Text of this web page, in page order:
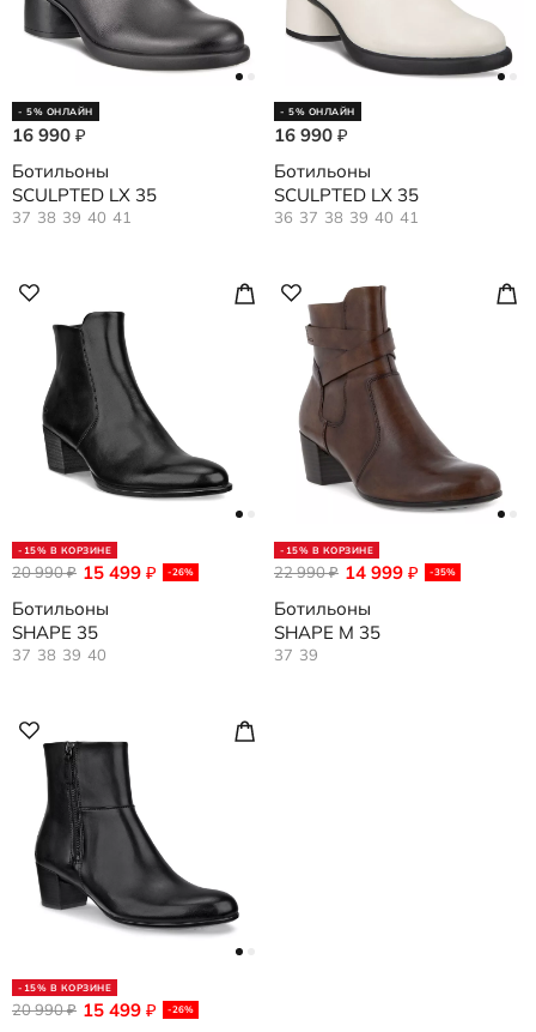
- 5% ОНЛАЙН
16 990 ₽
Ботильоны
SCULPTED LX 35
37 38 39 40 41
- 5% ОНЛАЙН
16 990 ₽
Ботильоны
SCULPTED LX 35
36 37 38 39 40 41
-15% В КОРЗИНЕ
15 499 ₽ -26%
20 990₽
Ботильоны
SHAPE 35
37 38 39 40
-15% В КОРЗИНЕ
14 999 ₽ -35%
22 990₽
Ботильоны
SHAPE M 35
37 39
-15% В КОРЗИНЕ
15 499 ₽ -26%
20 990₽